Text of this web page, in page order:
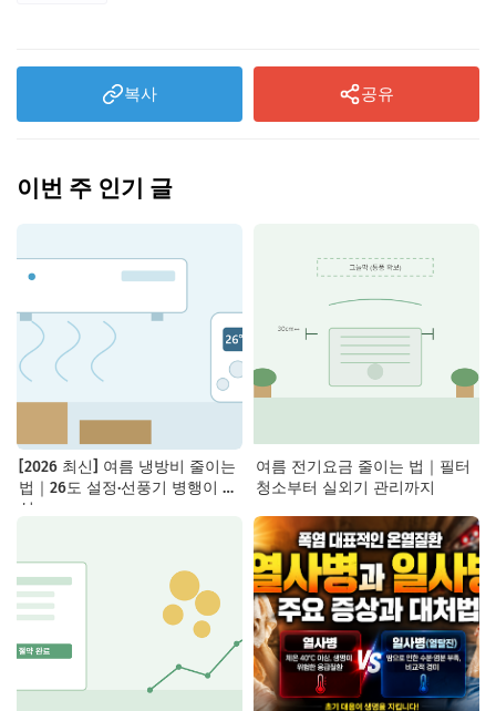
복사 공유
이번 주 인기 글
[2026 최신] 여름 냉방비 줄이는
법｜26도 설정·선풍기 병행이 핵
심
여름 전기요금 줄이는 법｜필터
청소부터 실외기 관리까지